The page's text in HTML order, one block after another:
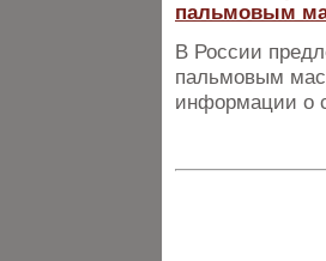
пальмовым
В России
пальмовым
информации о